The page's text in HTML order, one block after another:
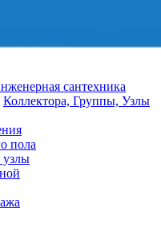
сантехника
Коллектора, Группы, Узлы
пола
узлы